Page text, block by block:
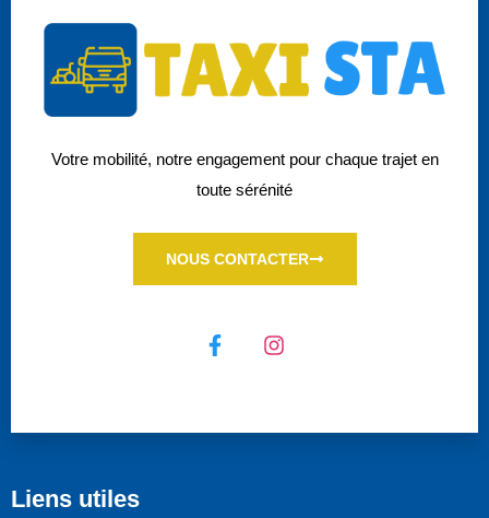
Votre mobilité, notre engagement pour chaque trajet en
toute sérénité
NOUS CONTACTER
Liens utiles